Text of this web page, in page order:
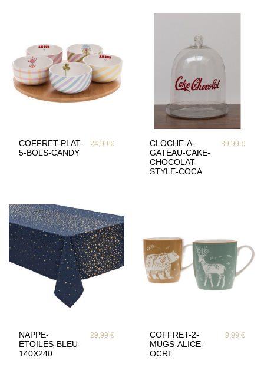
COFFRET-PLAT-
5-BOLS-CANDY
24,99 €
CLOCHE-A-
GATEAU-CAKE-
CHOCOLAT-
STYLE-COCA
39,99 €
NAPPE-
ETOILES-BLEU-
140X240
29,99 €
COFFRET-2-
MUGS-ALICE-
OCRE
9,99 €